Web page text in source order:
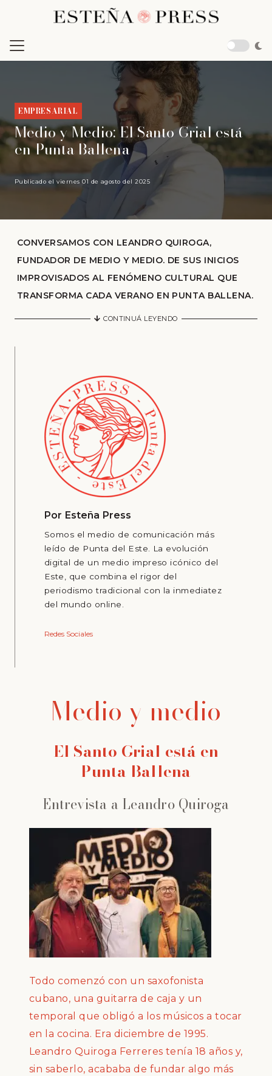
EMPRESARIAL
Medio y Medio: El Santo Grial está
en Punta Ballena
Publicado elviernes 01 de agosto del 2025
CONVERSAMOS CON LEANDRO QUIROGA,
FUNDADOR DE MEDIO Y MEDIO. DE SUS INICIOS
IMPROVISADOS AL FENÓMENO CULTURAL QUE
TRANSFORMA CADA VERANO EN PUNTA BALLENA.
CONTINUÁ LEYENDO
Por Esteña Press
Somos el medio de comunicación más
leído de Punta del Este. La evolución
digital de un medio impreso icónico del
Este, que combina el rigor del
periodismo tradicional con la inmediatez
del mundo online.
Redes Sociales
Medio y medio
El Santo Grial está en
Punta Ballena
Entrevista a Leandro Quiroga
Todo comenzócon un saxofonista
cubano, una guitarra de caja y un
temporal que obligó a los músicos a tocar
en la cocina. Era diciembre de 1995.
Leandro Quiroga Ferreres tenía 18 años y,
sin saberlo, acababa de fundar algo más